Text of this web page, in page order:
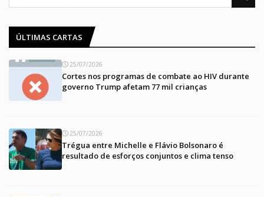
ÚLTIMAS CARTAS
25/07/2026
Cortes nos programas de combate ao HIV durante
governo Trump afetam 77 mil crianças
25/07/2026
Trégua entre Michelle e Flávio Bolsonaro é
resultado de esforços conjuntos e clima tenso